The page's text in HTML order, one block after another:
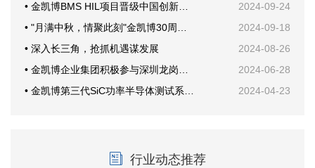
• 金凯博BMS HIL项目晋级中国创新创业大赛国赛
2024-09-24
• "月满中秋，情聚此刻"金凯博30周年纪念活动
2024-09-18
• 深入长三角，抢抓机遇谋发展
2024-08-26
• 金凯博企业集团积极参与深圳龙岗甘坑社区安全生产培训，共筑安全防线
2024-06-28
• 金凯博第三代SiC功率半导体测试系统首次公开亮相创新发展大会
2024-04-23
行业动态推荐